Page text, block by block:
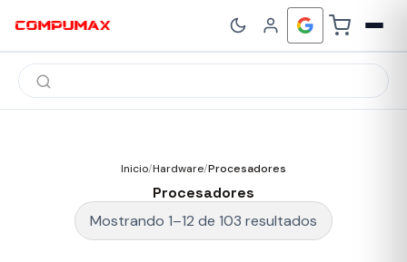
Búsqueda
de
productos
Inicio/Hardware/Procesadores
Procesadores
Mostrando 1–12 de 103 resultados